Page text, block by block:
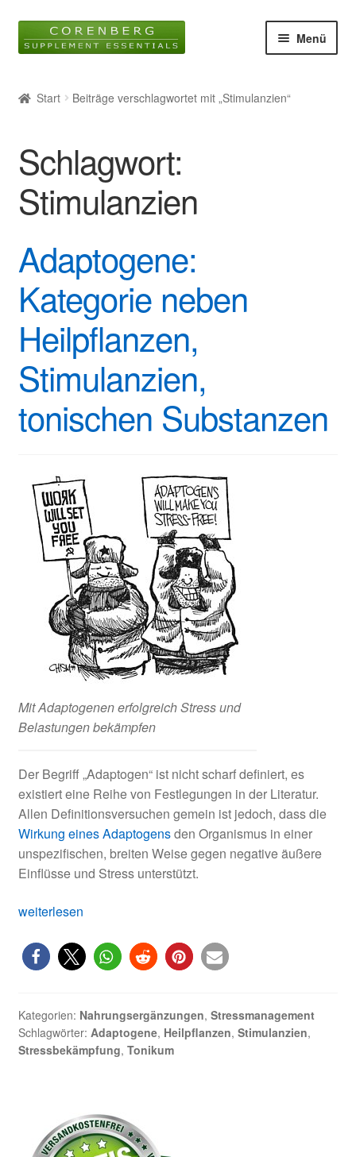
Navigation
Inhalt
Menü
Blog
Wissen
Glossar
Kontakt
Über uns
Start Beiträge verschlagwortet mit „Stimulanzien“
Schlagwort:
Stimulanzien
Adaptogene:
Kategorie neben
Heilpflanzen,
Stimulanzien,
tonischen Substanzen
Mit Adaptogenen erfolgreich Stress und
Belastungen bekämpfen
Der Begriff „Adaptogen“ ist nicht scharf definiert, es
existiert eine Reihe von Festlegungen in der Literatur.
Allen Definitionsversuchen gemein ist jedoch, dass die
Wirkung eines Adaptogensden Organismus in einer
unspezifischen, breiten Weise gegen negative äußere
Einflüsse und Stress unterstützt.
Adaptogene:
neben
Heilpflanzen,
tonischen
Substanzen
weiterlesen
Kategorien: Nahrungsergänzungen, Stressmanagement
Schlagwörter: Adaptogene, Heilpflanzen, Stimulanzien,
Stressbekämpfung, Tonikum